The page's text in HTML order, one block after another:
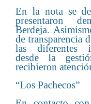
En la nota se
presentaron
Berdeja.
de transparencia
las diferentes
desde la
recibieron
“Los Pachecos”